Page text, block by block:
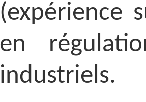
(expérience
en
industriels.